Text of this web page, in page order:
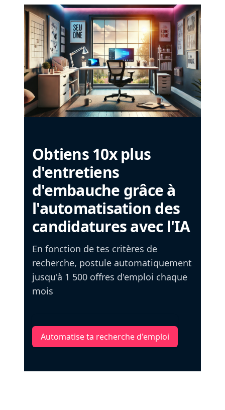
Obtiens 10x plus
d'entretiens
d'embauche grâce à
l'automatisation des
candidatures avec l'IA
En fonction de tes critères de
recherche, postule automatiquement
jusqu'à 1 500 offres d'emploi chaque
mois
Automatise ta recherche d'emploi